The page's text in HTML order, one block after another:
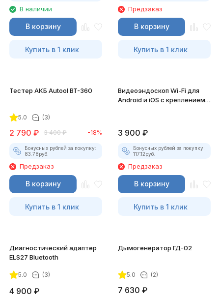
В наличии
В корзину
Купить в 1 клик
Предзаказ
В корзину
Купить в 1 клик
Тестер АКБ Autool BT-360
5.0 (3)
2 790 ₽ 3 400 ₽ -18%
Бонусных рублей за покупку:
83.78руб.
Предзаказ
В корзину
Купить в 1 клик
Видеоэндоскоп Wi-Fi для
Android и iOS с креплением
3 900 ₽
Бонусных рублей за покупку:
117.12руб.
Предзаказ
В корзину
Купить в 1 клик
Диагностический адаптер
ELS27 Bluetooth
5.0 (3)
4 900 ₽
Дымогенератор ГД-02
5.0 (2)
7 630 ₽